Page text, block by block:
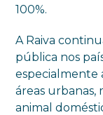
100%.
A Raiva
pública nos
especialmente
áreas urbanas,
animal